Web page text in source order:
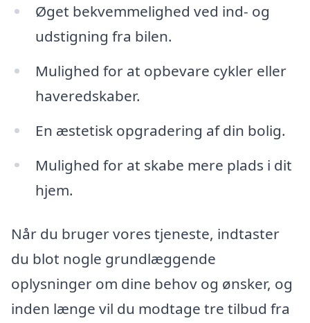
Øget bekvemmelighed ved ind- og
udstigning fra bilen.
Mulighed for at opbevare cykler eller
haveredskaber.
En æstetisk opgradering af din bolig.
Mulighed for at skabe mere plads i dit
hjem.
Når du bruger vores tjeneste, indtaster
du blot nogle grundlæggende
oplysninger om dine behov og ønsker, og
inden længe vil du modtage tre tilbud fra